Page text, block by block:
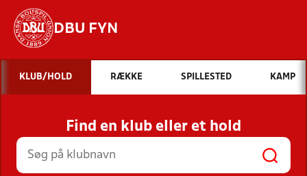
DBU FYN
Hvad vil du søge efter?
INDHOLD OG NYHEDER
STILLINGER, RESULTATER, KLUBBER OG
HOLD
KLUB/HOLD RÆKKE SPILLESTED KAMP
Find en klub eller et hold